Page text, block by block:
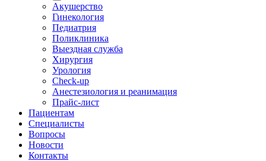
Акушерство
Гинекология
Педиатрия
Поликлиника
Выездная служба
Хирургия
Урология
Check-up
Анестезиология и реанимация
Прайс-лист
Пациентам
Специалисты
Вопросы
Новости
Контакты